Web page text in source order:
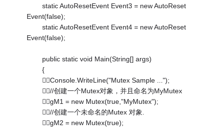
static AutoResetEvent Event3 = new AutoReset
Event(false);
static AutoResetEvent Event4 = new AutoReset
Event(false);
public static void Main(String[] args)
{
Console.WriteLine("Mutex Sample ...");
//创建一个Mutex对象，并且命名为MyMutex
gM1 = new Mutex(true,"MyMutex");
//创建一个未命名的Mutex 对象.
gM2 = new Mutex(true);